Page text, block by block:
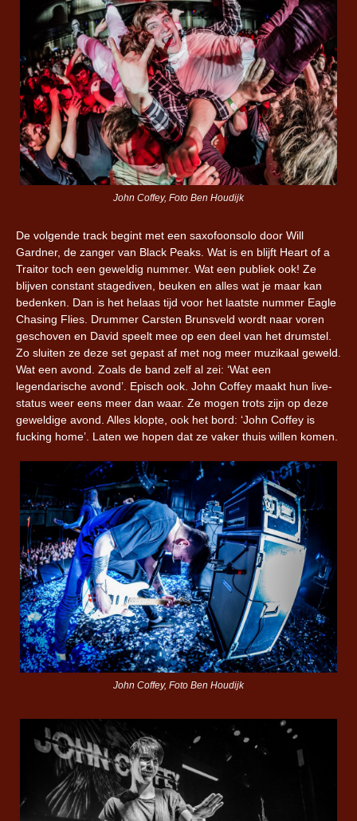
John Coffey, Foto Ben Houdijk
De volgende track begint met een saxofoonsolo door Will
Gardner, de zanger van Black Peaks. Wat is en blijft Heart of a
Traitor toch een geweldig nummer. Wat een publiek ook! Ze
blijven constant stagediven, beuken en alles wat je maar kan
bedenken. Dan is het helaas tijd voor het laatste nummer Eagle
Chasing Flies. Drummer Carsten Brunsveld wordt naar voren
geschoven en David speelt mee op een deel van het drumstel.
Zo sluiten ze deze set gepast af met nog meer muzikaal geweld.
Wat een avond. Zoals de band zelf al zei: ‘Wat een
legendarische avond’. Episch ook. John Coffey maakt hun live-
status weer eens meer dan waar. Ze mogen trots zijn op deze
geweldige avond. Alles klopte, ook het bord: ‘John Coffey is
fucking home’. Laten we hopen dat ze vaker thuis willen komen.
John Coffey, Foto Ben Houdijk